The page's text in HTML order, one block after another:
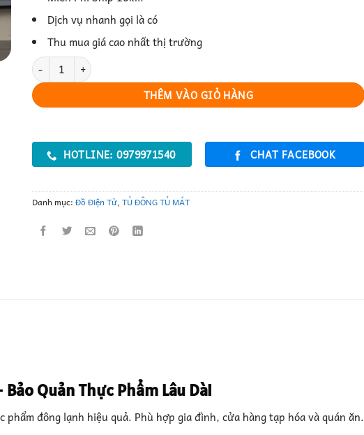
Dịch vụ nhanh gọi là có
Thu mua giá cao nhất thị trường
Tủ Đông – Bảo Quản Thực Phẩm Lâu Dài số lượng
THÊM VÀO GIỎ HÀNG
HOTLINE: 0979971540 CHAT FACEBOOK
Danh mục:Đồ Điện Tử,TỦ ĐÔNG TỦ MÁT
Quản Thực Phẩm Lâu Dài
đông lạnh hiệu quả. Phù hợp gia đình, cửa hàng tạp hóa và quán ăn.